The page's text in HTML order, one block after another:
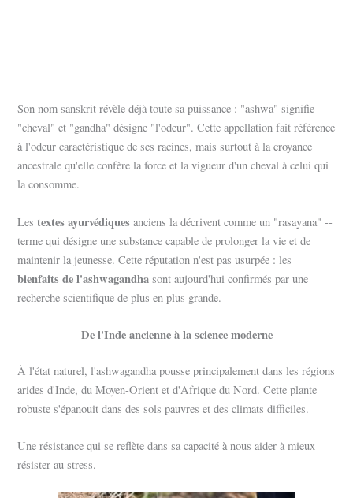
Son nom sanskrit révèle déjà toute sa puissance : "ashwa" signifie
"cheval" et "gandha" désigne "l'odeur". Cette appellation fait référence
à l'odeur caractéristique de ses racines, mais surtout à la croyance
ancestrale qu'elle confère la force et la vigueur d'un cheval à celui qui
la consomme.
Lestextes ayurvédiques anciens la décrivent comme un "rasayana" --
terme qui désigne une substance capable de prolonger la vie et de
maintenir la jeunesse. Cette réputation n'est pas usurpée : les
bienfaits de l'ashwagandha sont aujourd'hui confirmés par une
recherche scientifique de plus en plus grande.
De l'Inde ancienne à la science moderne
À l'état naturel, l'ashwagandha pousse principalement dans les régions
arides d'Inde, du Moyen-Orient et d'Afrique du Nord. Cette plante
robuste s'épanouit dans des sols pauvres et des climats difficiles.
Une résistance qui se reflète dans sa capacité à nous aider à mieux
résister au stress.